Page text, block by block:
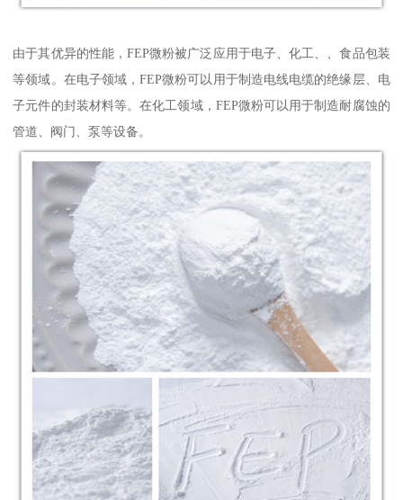
由于其优异的性能，FEP微粉被广泛应用于电子、化工、、食品包装
等领域。在电子领域，FEP微粉可以用于制造电线电缆的绝缘层、电
子元件的封装材料等。在化工领域，FEP微粉可以用于制造耐腐蚀的
管道、阀门、泵等设备。